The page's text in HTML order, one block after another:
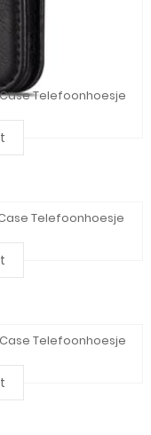
Telefoonhoesje
Telefoonhoesje
Case Telefoonhoesje